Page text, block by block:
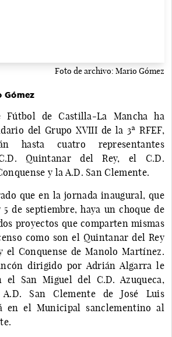
Foto de archivo: Mario Gómez
Gómez
Fútbol de Castilla-La Mancha ha
del Grupo XVIII de la 3ª RFEF,
hasta cuatro representantes
Quintanar del Rey, el C.D.
y la A.D. San Clemente.
que en la jornada inaugural, que
de septiembre, haya un choque de
proyectos que comparten mismas
como son el Quintanar del Rey
el Conquense de Manolo Martínez.
dirigido por Adrián Algarra le
el San Miguel del C.D. Azuqueca,
San Clemente de José Luis
en el Municipal sanclementino al